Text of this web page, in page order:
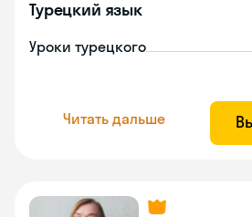
Турецкий язык
Уроки турецкого
Читать дальше